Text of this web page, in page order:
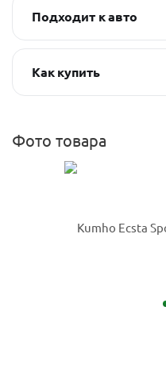
Подходит к авто
Как купить
Фото товара